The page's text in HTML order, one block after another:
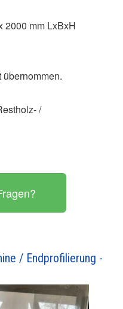
2000 mm LxBxH
/
/ Endprofilierung -